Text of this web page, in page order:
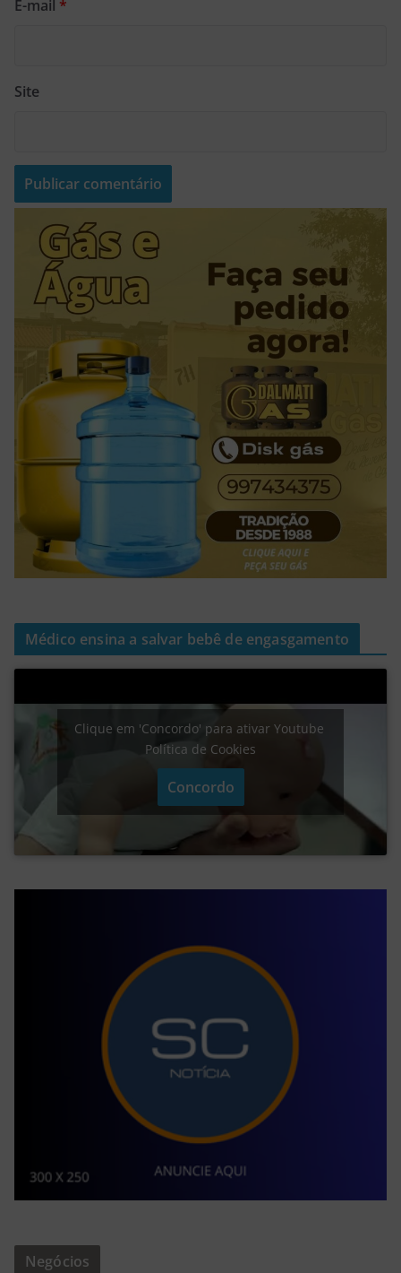
E-mail *
Site
Médico ensina a salvar bebê de engasgamento
Clique em 'Concordo' para ativar Youtube
Política de Cookies
Concordo
Negócios